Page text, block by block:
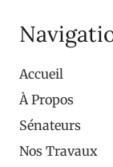
Accueil
À Propos
Sénateurs
Nos Travaux